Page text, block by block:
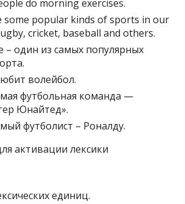
do morning exercises.
some popular kinds of sports in our
cricket, baseball and others.
– один из самых популярных
волейбол.
футбольная команда —
Юнайтед».
футболист – Роналду.
активации лексики
единиц.